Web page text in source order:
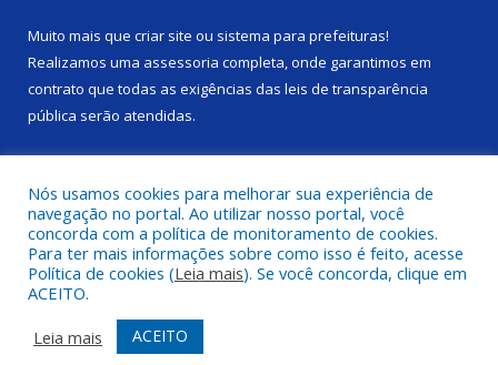
Muito mais que criar site ou sistema para prefeituras!
Realizamos uma assessoria completa, onde garantimos em
contrato que todas as exigências das leis de transparência
pública serão atendidas.
Todos os direitos reservados a Câmara Municipal de Alenquer.
Mapa do Site
Acessar Área Administrativa
Acessar Webmail
Nós usamos cookies para melhorar sua experiência de
navegação no portal. Ao utilizar nosso portal, você
concorda com a política de monitoramento de cookies.
Para ter mais informações sobre como isso é feito, acesse
Política de cookies (Leia mais). Se você concorda, clique em
ACEITO.
Leia mais
ACEITO